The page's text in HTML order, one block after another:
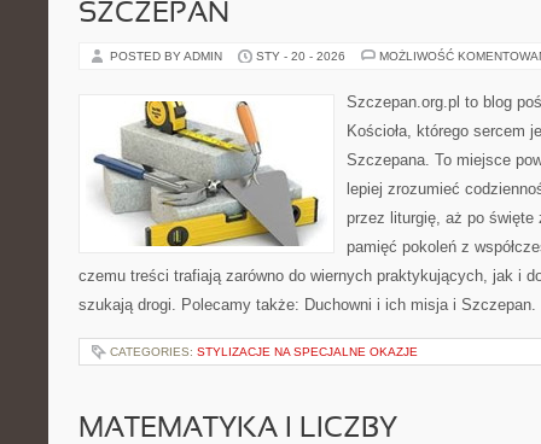
SZCZEPAN
POSTED BY ADMIN STY - 20 - 2026 MOŻLIWOŚĆ
Szczepan.org.pl to blog
Kościoła, którego sercem
Szczepana. To miejsce
lepiej zrozumieć
przez liturgię, aż po święte
pamięć pokoleń z
czemu treści trafiają zarówno do wiernych praktykujących, jak i
szukają drogi. Polecamy także: Duchowni i ich misja i
CATEGORIES: STYLIZACJE NA SPECJALNE OKAZJE
MATEMATYKA I LICZBY